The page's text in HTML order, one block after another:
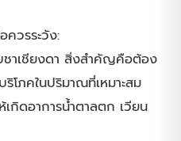
ควรระวัง:
ชาเชียงดา สิ่งสำคัญคือต้อง
ริโภคในปริมาณที่เหมาะสม
เกิดอาการน้ำตาลตก เวียน